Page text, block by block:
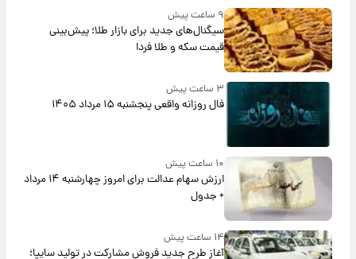
۹ ساعت پیش
سیگنال‌های جدید برای بازار طلا؛ پیش‌بینی
قیمت سکه و طلا فردا
۳ ساعت پیش
فال روزانه واقعی پنجشنبه ۱۵ مرداد ۱۴۰۵
۱۰ ساعت پیش
ارزش سهام عدالت برای امروز چهارشنبه ۱۴ مرداد
+ جدول
۱۴ ساعت پیش
آغاز طرح جدید فروش مشارکت در تولید سایپا؛